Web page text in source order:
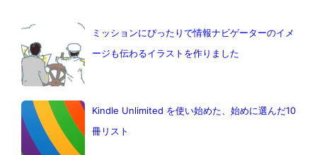
ミッションにぴったりで情報ナビゲーターのイメ
ージも伝わるイラストを作りました
Kindle Unlimited を使い始めた、始めに選んだ10
冊リスト